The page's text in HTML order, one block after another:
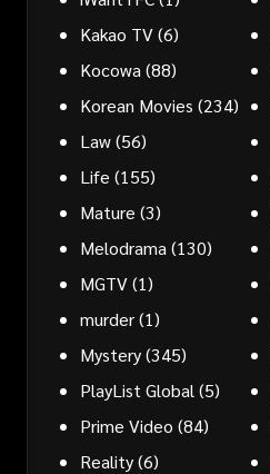
Kakao TV(6)
Kocowa (88)
Korean Movies (234)
Law(56)
Life (155)
Mature (3)
Melodrama (130)
MGTV(1)
murder(1)
Mystery(345)
PlayList Global (5)
Prime Video (84)
Reality(6)